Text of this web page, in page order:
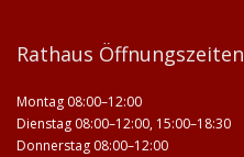
Rathaus Öffnungszeiten
Montag 08:00–12:00
Dienstag 08:00–12:00, 15:00–18:30
Donnerstag 08:00–12:00